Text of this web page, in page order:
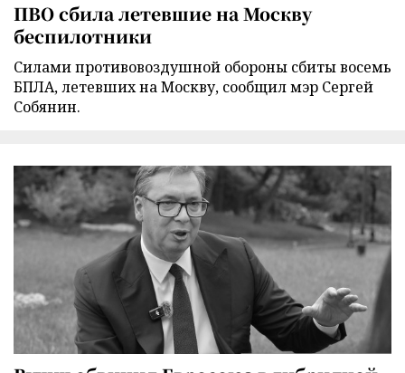
ПВО сбила летевшие на Москву
беспилотники
Силами противовоздушной обороны сбиты восемь
БПЛА, летевших на Москву, сообщил мэр Сергей
Собянин.